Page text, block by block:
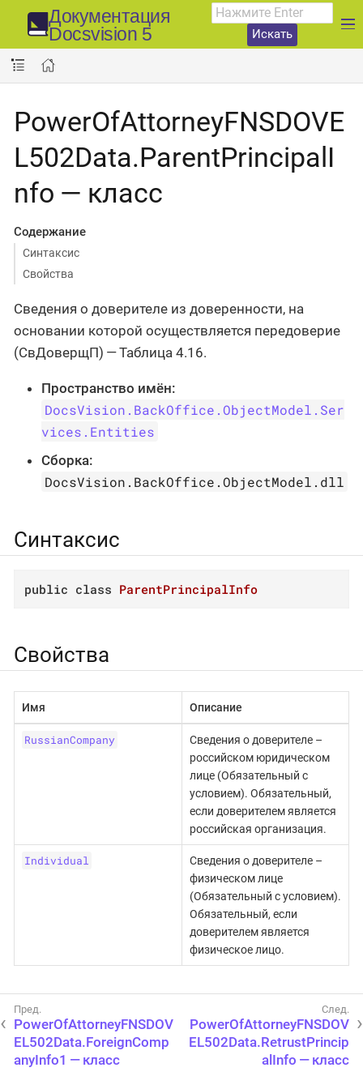
Документация
Docsvision 5
Искать
PowerOfAttorneyFNSDOVE
L502Data.ParentPrincipalI
nfo — класс
Содержание
Синтаксис
Свойства
Сведения о доверителе из доверенности, на
основании которой осуществляется передоверие
(СвДоверщП) — Таблица 4.16.
Пространство имён:
DocsVision.BackOffice.ObjectModel.Ser
vices.Entities
Сборка:
DocsVision.BackOffice.ObjectModel.dll
Синтаксис
public class ParentPrincipalInfo
Свойства
Имя Описание
RussianCompany
Сведения о доверителе –
российском юридическом
лице (Обязательный с
условием). Обязательный,
если доверителем является
российская организация.
Individual
Сведения о доверителе –
физическом лице
(Обязательный с условием).
Обязательный, если
доверителем является
физическое лицо.
PowerOfAttorneyFNSDOV
EL502Data.ForeignComp
anyInfo1 — класс
PowerOfAttorneyFNSDOV
EL502Data.RetrustPrincip
alInfo — класс